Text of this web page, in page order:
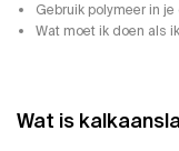
Gebruik polymeer in
Wat moet ik doen als
Wat is